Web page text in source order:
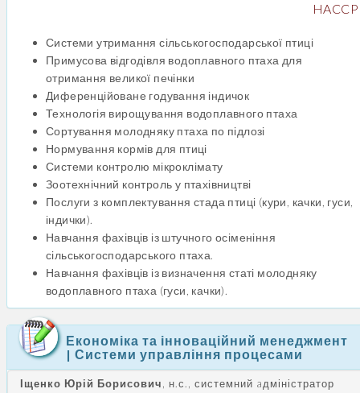
HACCP
Системи утримання сільськогосподарської птиці
Примусова відгодівля водоплавного птаха для
отримання великої печінки
Диференційоване годування індичок
Технологія вирощування водоплавного птаха
Сортування молодняку птаха по підлозі
Нормування кормів для птиці
Системи контролю мікроклімату
Зоотехнічний контроль у птахівництві
Послуги з комплектування стада птиці (кури, качки, гуси,
індички).
Навчання фахівців із штучного осіменіння
сільськогосподарського птаха.
Навчання фахівців із визначення статі молодняку
водоплавного птаха (гуси, качки).
Економіка та інноваційний менеджмент
| Системи управління процесами
Іщенко Юрій Борисович , н.с., системний aдміністратор